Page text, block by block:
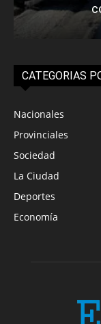
CATEGORIAS
Nacionales
Provinciales
Sociedad
La Ciudad
Deportes
Economía